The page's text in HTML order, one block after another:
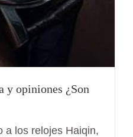
y opiniones ¿Son
a los relojes Haiqin,